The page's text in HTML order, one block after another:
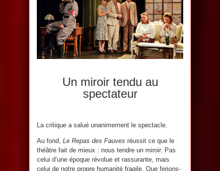
Un miroir tendu au
spectateur
La critique a salué unanimement le spectacle.
Au fond, Le Repas des Fauves réussit ce que le
théâtre fait de mieux : nous tendre un miroir. Pas
celui d’une époque révolue et rassurante, mais
celui de notre propre humanité fragile. Que ferions-